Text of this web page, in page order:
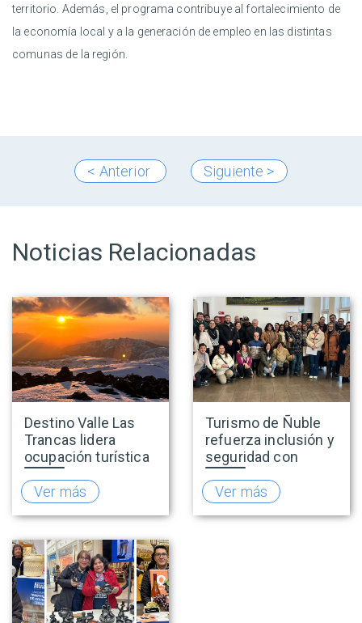
territorio. Además, el programa contribuye al fortalecimiento de
la economía local y a la generación de empleo en las distintas
comunas de la región.
< Anterior Siguiente >
Noticias Relacionadas
Destino Valle Las
Trancas lidera
ocupación turística
nacional durante
vacaciones de
invierno y proyecta
una positiva
temporada
Ver más
Turismo de Ñuble
refuerza inclusión y
seguridad con
capacitaciones en
accesibilidad y
prevención de la
explotación sexual
Ver más